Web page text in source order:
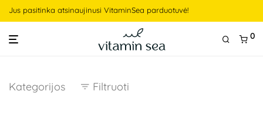
Jus pasitinka atsinaujinusi VitaminSea parduotuvė!
0
Kategorijos Filtruoti